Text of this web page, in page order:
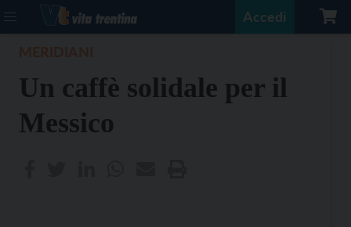
Accedi
Un caffè solidale per il
Messico